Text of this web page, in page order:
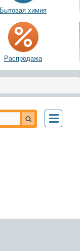
Бытовая химия
Распродажа
Toggle